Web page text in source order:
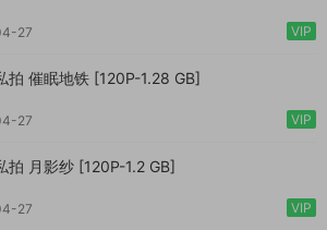
27 VIP
拍 催眠地铁 [120P-1.28 GB]
27 VIP
拍 月影纱 [120P-1.2 GB]
27 VIP